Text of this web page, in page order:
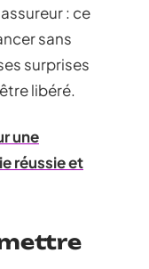
: ce
sans
surprises
libéré.
une
réussie et